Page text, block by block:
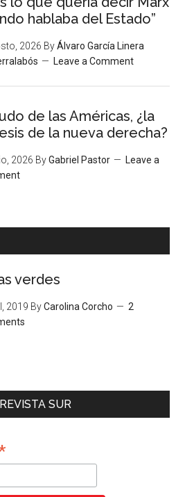
hablaba del Estado”
2026 ByÁlvaro García Linera
Leave a Comment
de las Américas, ¿la
de la nueva derecha?
2026 ByGabriel Pastor
Leave a
verdes
2019 ByCarolina Corcho
2
SUR